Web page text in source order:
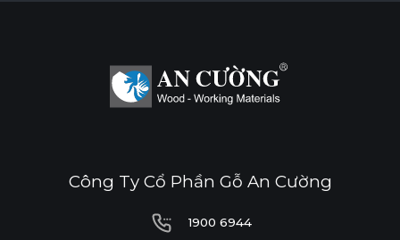
Công Ty Cổ Phần Gỗ An Cường
1900 6944